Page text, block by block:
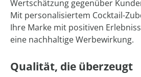
Wertschätzung gegenüber
Mit personalisiertem Cocktail-
Ihre Marke mit positiven
eine nachhaltige Werbewirkung.
Qualität, die überzeugt